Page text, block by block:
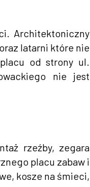
Architektoniczny
latarni które nie
od strony ul.
nie jest
rzeźby, zegara
placu zabaw i
kosze na śmieci,